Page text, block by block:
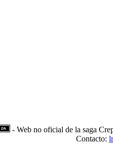
- Web no oficial de la saga
Contacto: